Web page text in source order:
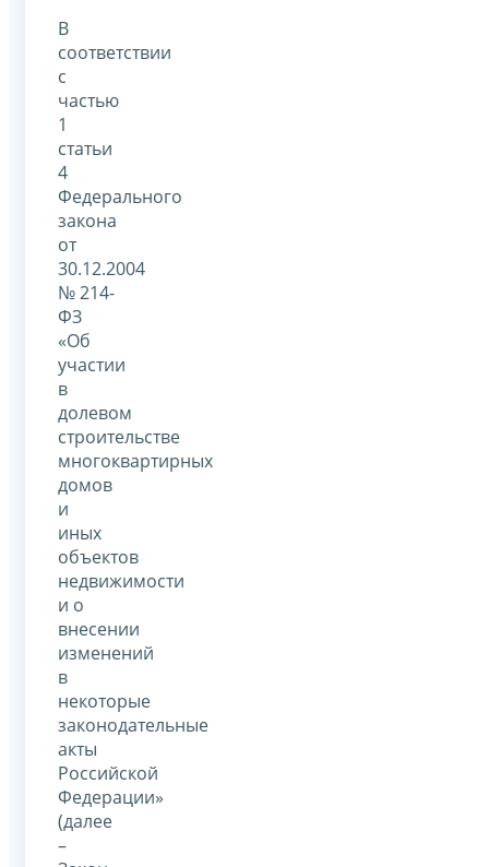
В
соответствии
с
частью
1
статьи
4
Федерального
закона
от
30.12.2004
№ 214-
ФЗ
«Об
участии
в
долевом
строительстве
многоквартирных
домов
и
иных
объектов
недвижимости
и о
внесении
изменений
в
некоторые
законодательные
акты
Российской
Федерации»
(далее
–